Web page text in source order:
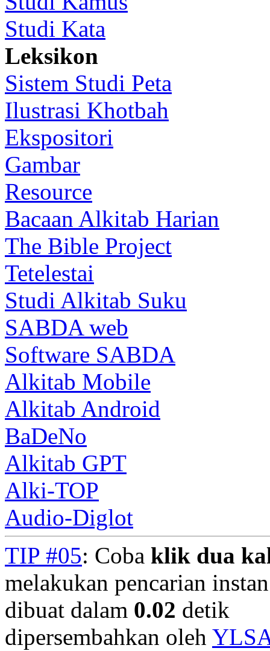
Studi Kata
Leksikon
Sistem Studi Peta
Ilustrasi Khotbah
Ekspositori
Gambar
Resource
Bacaan Alkitab Harian
The Bible Project
Tetelestai
Studi Alkitab Suku
SABDA web
Software SABDA
Alkitab Mobile
Alkitab Android
BaDeNo
Alkitab GPT
Alki-TOP
Audio-Diglot
TIP #05: Coba klik dua
melakukan pencarian
dibuat dalam 0.02 detik
dipersembahkan oleh